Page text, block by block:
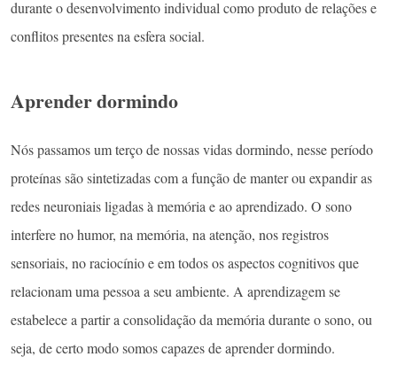
durante o desenvolvimento individual como produto de relações e
conflitos presentes na esfera social.
Aprender dormindo
Nós passamos um terço de nossas vidas dormindo, nesse período
proteínas são sintetizadas com a função de manter ou expandir as
redes neuroniais ligadas à memória e ao aprendizado. O sono
interfere no humor, na memória, na atenção, nos registros
sensoriais, no raciocínio e em todos os aspectos cognitivos que
relacionam uma pessoa a seu ambiente. A aprendizagem se
estabelece a partir a consolidação da memória durante o sono, ou
seja, de certo modo somos capazes de aprender dormindo.